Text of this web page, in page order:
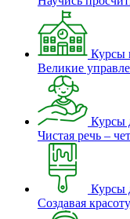
Курсы
Великие
Курсы
Чистая речь –
Курсы
Создавая